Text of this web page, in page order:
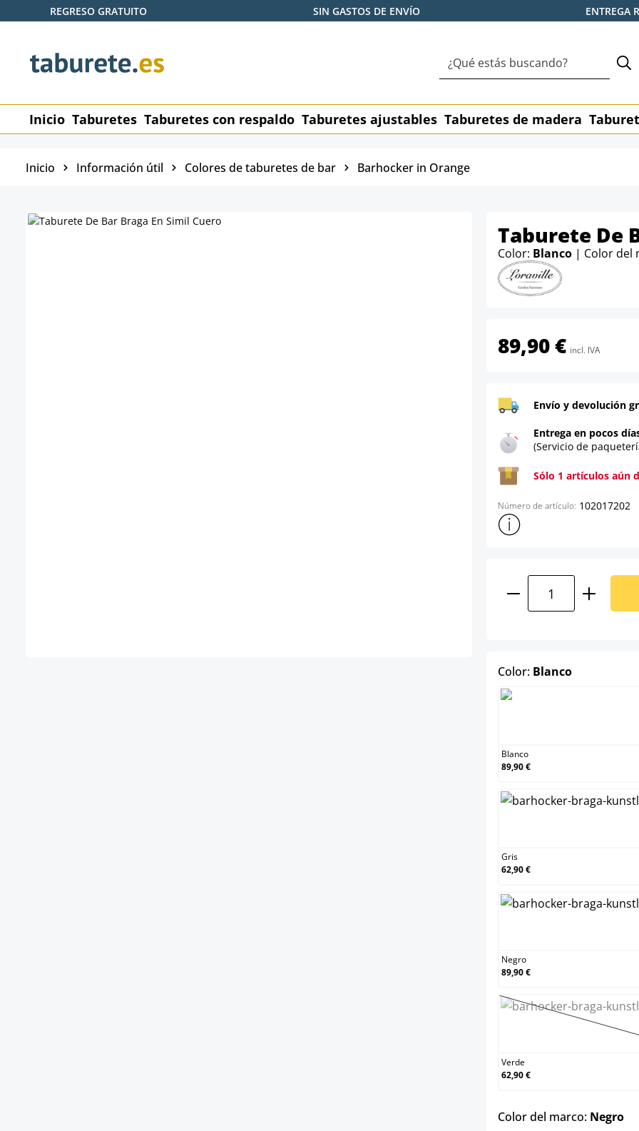
al contenido principal
Saltar a la búsqueda
Saltar a la navegación principal
REGRESO GRATUITO SIN GASTOS DE ENVÍO ENTREGA
Inicio Taburetes Taburetes con respaldo Taburetes ajustables Taburetes de madera
Inicio Información útil Colores de taburetes de bar Barhocker in Orange
Taburete De
Color: Blanco | Color del
89,90 € incl. IVA
Envío y devolución
Entrega en pocos
(Servicio de
Sólo 1 artículos aún
Número de artículo: 102017202
Mostrar más información
Cantidad del
Color: Blancoselect
Blanco
89,90 €
Gris
62,90 €
Negro
89,90 €
Verde
(Esta
Verde
62,90 €
Color del marco: Negro